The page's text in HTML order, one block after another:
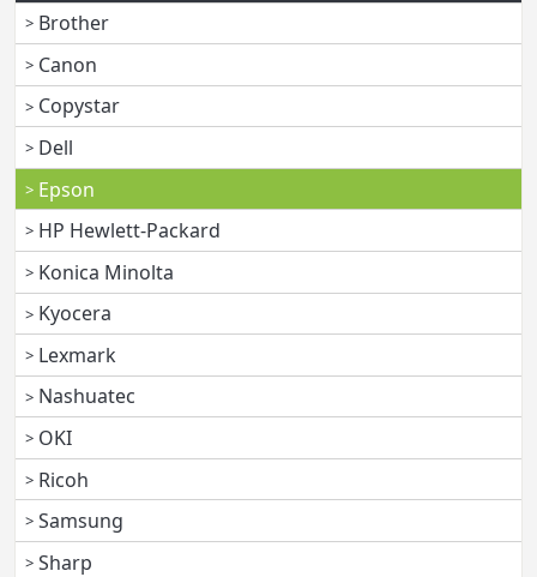
Brother
Canon
Copystar
Dell
Epson
HP Hewlett-Packard
Konica Minolta
Kyocera
Lexmark
Nashuatec
OKI
Ricoh
Samsung
Sharp